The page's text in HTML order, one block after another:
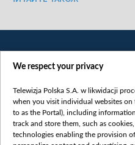
We respect your privacy
Telewizja Polska S.A. w likwidacji
when you visit individual websites on
to as the Portal), including
track and store them, such as
technologies enabling the provision